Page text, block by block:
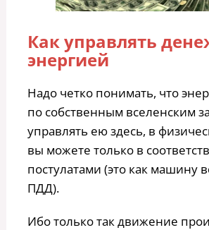
Как управлять
энергией
Надо четко понимать, что
по собственным вселенским
управлять ею здесь, в
вы можете только в
постулатами (это как машину
ПДД).
Ибо только так движение